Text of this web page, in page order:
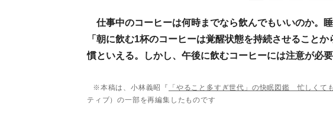
仕事中のコーヒーは何時までなら飲んでもいいのか。
「朝に飲む1杯のコーヒーは覚醒状態を持続させること
慣といえる。しかし、午後に飲むコーヒーには注意が必
※本稿は、小林義昭『 「やること多すぎ世代」の快眠図鑑 忙しくて
ティブ）の一部を再編集したものです